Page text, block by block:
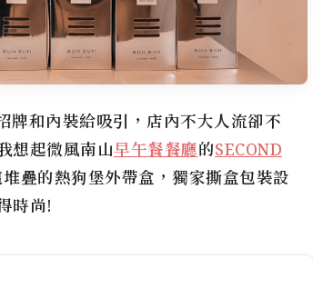
牌和內裝給吸引，店內不大人流卻不
想起微風南山早午餐餐廳的SECOND
疊的熱狗堡外帶盒，獨家撕盒包裝設
時尚!